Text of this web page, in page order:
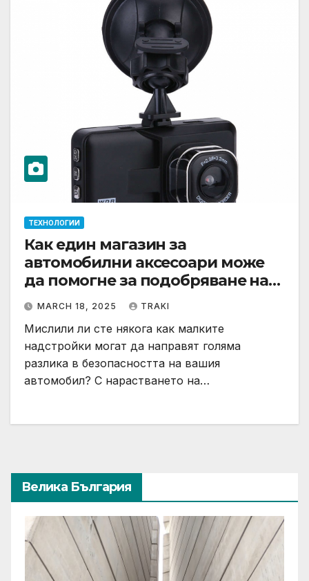
ТЕХНОЛОГИИ
Как един магазин за
автомобилни аксесоари може
да помогне за подобряване на
безопасността на автомобила
MARCH 18, 2025 TRAKI
Мислили ли сте някога как малките
надстройки могат да направят голяма
разлика в безопасността на вашия
автомобил? С нарастването на…
Велика България